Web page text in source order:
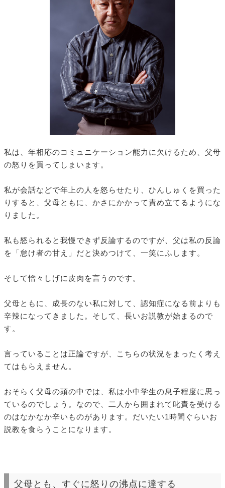
私は、年相応のコミュニケーション能力に欠けるため、父母
の怒りを買ってしまいます。
私が会話などで年上の人を怒らせたり、ひんしゅくを買った
りすると、父母ともに、かさにかかって責め立てるようにな
りました。
私も怒られると我慢できず反論するのですが、父は私の反論
を「怠け者の甘え」だと決めつけて、一笑にふします。
そして憎々しげに皮肉を言うのです。
父母ともに、成長のない私に対して、認知症になる前よりも
辛辣になってきました。そして、長いお説教が始まるので
す。
言っていることは正論ですが、こちらの状況をまったく考え
てはもらえません。
おそらく父母の頭の中では、私は小中学生の息子程度に思っ
ているのでしょう。なので、二人から囲まれて叱責を受ける
のはなかなか辛いものがあります。だいたい1時間ぐらいお
説教を食らうことになります。
父母とも、すぐに怒りの沸点に達する